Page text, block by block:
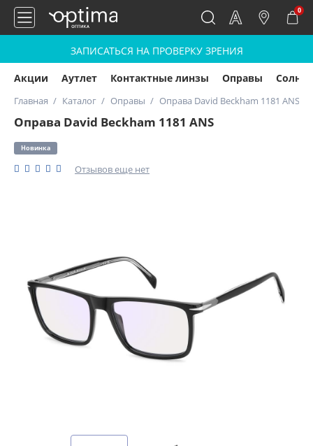
0
ЗАПИСАТЬСЯ НА ПРОВЕРКУ ЗРЕНИЯ
Акции Аутлет Контактные линзы Оправы
Главная Каталог Оправы Оправа David Beckham 1181 ANS
Оправа David Beckham 1181 ANS
Новинка
Отзывов еще нет